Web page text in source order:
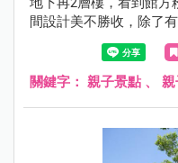
間設計美不勝收，除了
線消毒書本機(喜歡這個
廂討論室、幼童五感探
令人期待！
關鍵字： 親子景點 、 親